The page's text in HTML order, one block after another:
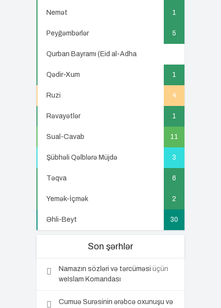
Nemət 1
Peyğəmbərlər 5
Qurban Bayramı (Eid al-Adha
Qədir-Xum 1
Ruzi 4
Rəvayətlər 1
Sual-Cavab 11
Şübhəli Qəlblərə Müjdə 3
Təqva 6
Yemək-İçmək 2
Əhli-Beyt 30
Son şərhlər
Namazın sözləri və tərcüməsi üçün
weIslam Komandası
Cumuə Surəsinin ərəbcə oxunuşu və